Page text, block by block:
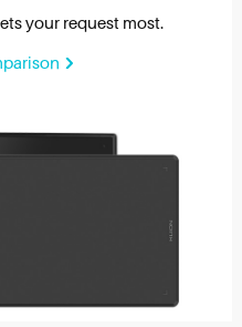
your request most.